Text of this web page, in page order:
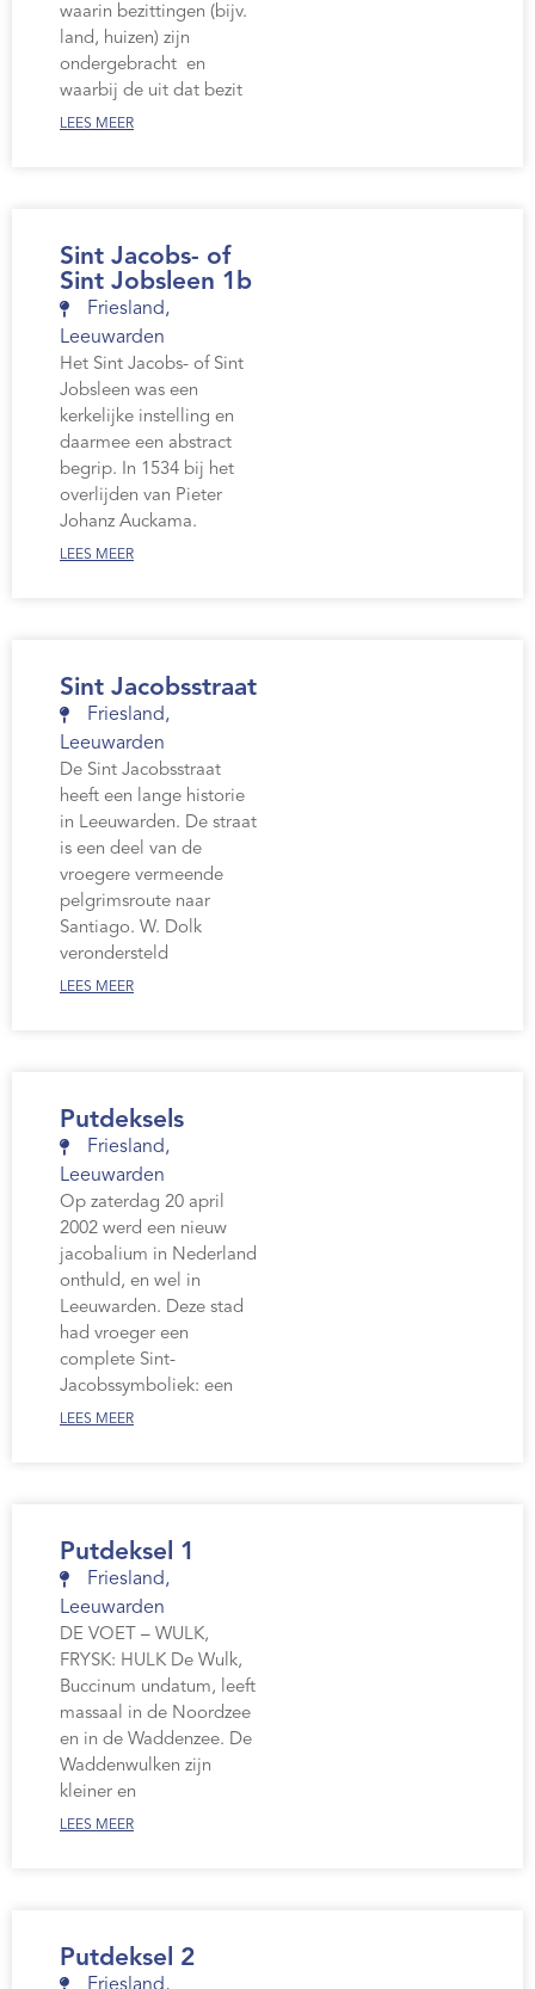
waarin bezittingen (bijv.
land, huizen) zijn
ondergebracht en
waarbij de uit dat bezit
LEES MEER
Sint Jacobs- of
Sint Jobsleen 1b
Friesland,
Leeuwarden
Het Sint Jacobs- of Sint
Jobsleen was een
kerkelijke instelling en
daarmee een abstract
begrip. In 1534 bij het
overlijden van Pieter
Johanz Auckama.
LEES MEER
Sint Jacobsstraat
Friesland,
Leeuwarden
De Sint Jacobsstraat
heeft een lange historie
in Leeuwarden. De straat
is een deel van de
vroegere vermeende
pelgrimsroute naar
Santiago. W. Dolk
verondersteld
LEES MEER
Putdeksels
Friesland,
Leeuwarden
Op zaterdag 20 april
2002 werd een nieuw
jacobalium in Nederland
onthuld, en wel in
Leeuwarden. Deze stad
had vroeger een
complete Sint-
Jacobssymboliek: een
LEES MEER
Putdeksel 1
Friesland,
Leeuwarden
DE VOET – WULK,
FRYSK: HULK De Wulk,
Buccinum undatum, leeft
massaal in de Noordzee
en in de Waddenzee. De
Waddenwulken zijn
kleiner en
LEES MEER
Putdeksel 2